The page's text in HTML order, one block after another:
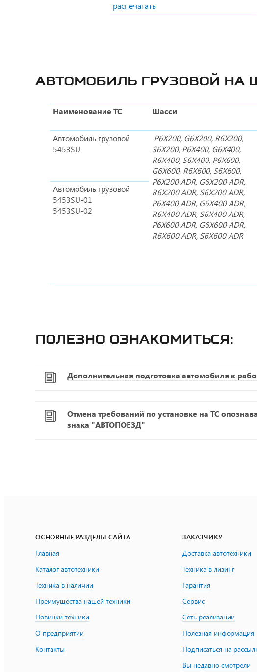
распечатать
АВТОМОБИЛЬ ГРУЗОВОЙ НА
Наименование ТС Шасси
Автомобиль грузовой
5453SU
P6X200, G6X200, R6X200,
S6X200, P6X400, G6X400,
R6X400, S6X400, P6X600,
G6X600, R6X600, S6X600,
P6X200 ADR, G6X200 ADR,
R6X200 ADR, S6X200 ADR,
P6X400 ADR, G6X400 ADR,
R6X400 ADR, S6X400 ADR,
P6X600 ADR, G6X600 ADR,
R6X600 ADR, S6X600 ADR
Автомобиль грузовой
5453SU-01
5453SU-02
Полезно ознакомиться:
Дополнительная подготовка автомобиля к
Отмена требований по установке на ТС
знака "АВТОПОЕЗД"
ОСНОВНЫЕ РАЗДЕЛЫ САЙТА
Главная
Каталог автотехники
Техника в наличии
Преимущества нашей техники
Новинки техники
О предприятии
Контакты
ЗАКАЗЧИКУ
Доставка автотехники
Техника в лизинг
Гарантия
Сервис
Сеть реализации
Полезная информация
Подписаться на
Вы недавно смотрели